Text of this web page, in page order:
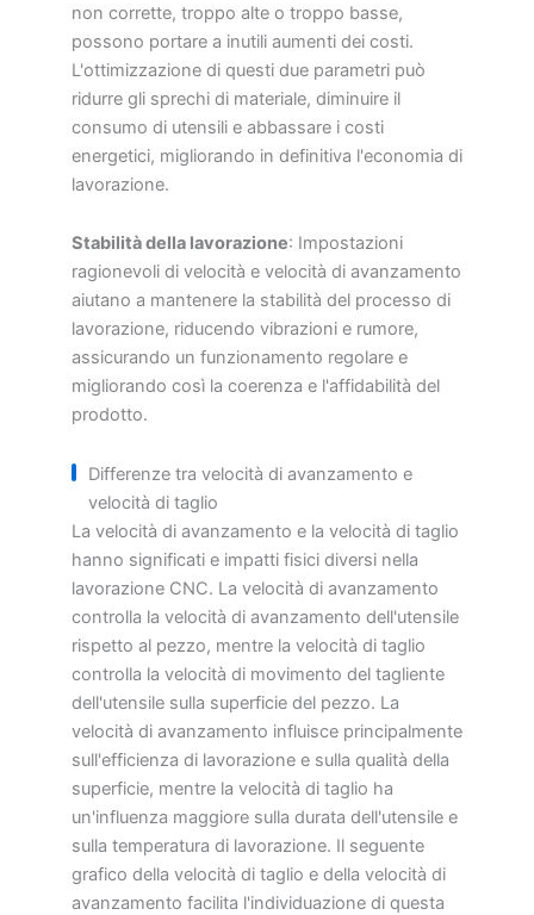
non corrette, troppo alte o troppo basse,
possono portare a inutili aumenti dei costi.
L'ottimizzazione di questi due parametri può
ridurre gli sprechi di materiale, diminuire il
consumo di utensili e abbassare i costi
energetici, migliorando in definitiva l'economia di
lavorazione.
Stabilità della lavorazione: Impostazioni
ragionevoli di velocità e velocità di avanzamento
aiutano a mantenere la stabilità del processo di
lavorazione, riducendo vibrazioni e rumore,
assicurando un funzionamento regolare e
migliorando così la coerenza e l'affidabilità del
prodotto.
Differenze tra velocità di avanzamento e
velocità di taglio
La velocità di avanzamento e la velocità di taglio
hanno significati e impatti fisici diversi nella
lavorazione CNC. La velocità di avanzamento
controlla la velocità di avanzamento dell'utensile
rispetto al pezzo, mentre la velocità di taglio
controlla la velocità di movimento del tagliente
dell'utensile sulla superficie del pezzo. La
velocità di avanzamento influisce principalmente
sull'efficienza di lavorazione e sulla qualità della
superficie, mentre la velocità di taglio ha
un'influenza maggiore sulla durata dell'utensile e
sulla temperatura di lavorazione. Il seguente
grafico della velocità di taglio e della velocità di
avanzamento facilita l'individuazione di questa